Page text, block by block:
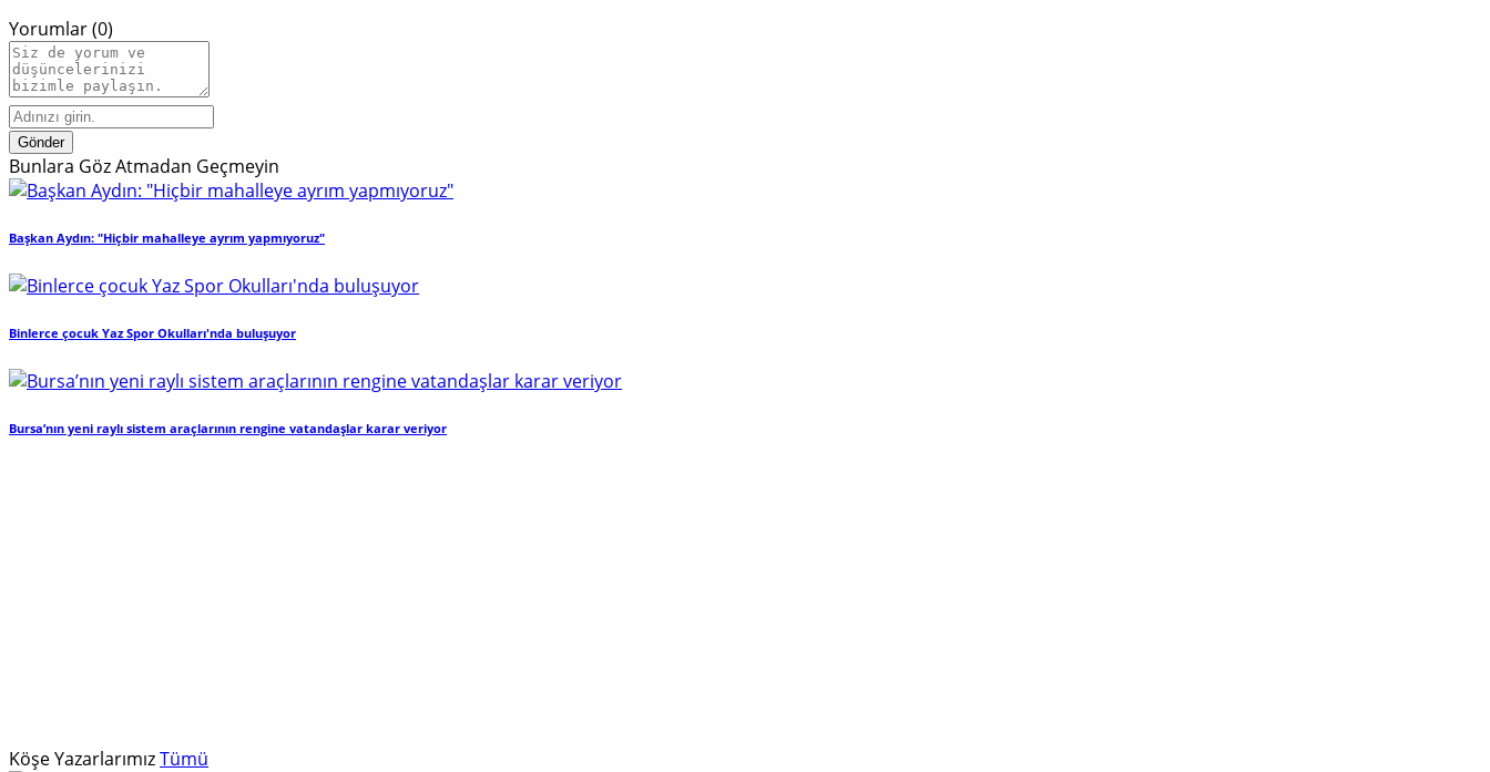
Yorumlar (0)
Gönder
Bunlara Göz Atmadan Geçmeyin
Başkan Aydın: "Hiçbir mahalleye ayrım yapmıyoruz"
Binlerce çocuk Yaz Spor Okulları'nda buluşuyor
Bursa’nın yeni raylı sistem araçlarının rengine vatandaşlar karar veriyor
Köşe YazarlarımızTümü